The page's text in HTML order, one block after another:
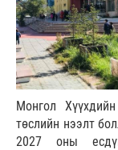
Монгол
төслийн нээлт
2027 оны